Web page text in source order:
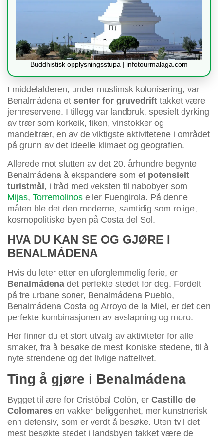
Buddhistisk opplysningsstupa | infotourmalaga.com
I middelalderen, under muslimsk kolonisering, var
Benalmádena et senter for gruvedrift takket være
jernreservene. I tillegg var landbruk, spesielt dyrking
av trær som korkeik, fiken, vinstokker og
mandeltrær, en av de viktigste aktivitetene i området
på grunn av det ideelle klimaet og geografien.
Allerede mot slutten av det 20. århundre begynte
Benalmádena å ekspandere som et potensielt
turistmål , i tråd med veksten til nabobyer som
Mijas, Torremolinos eller Fuengirola. På denne
måten ble det den moderne, samtidig som rolige,
kosmopolitiske byen på Costa del Sol.
HVA DU KAN SE OG GJØRE I
BENALMÁDENA
Hvis du leter etter en uforglemmelig ferie, er
Benalmádena det perfekte stedet for deg. Fordelt
på tre urbane soner, Benalmádena Pueblo,
Benalmádena Costa og Arroyo de la Miel, er det den
perfekte kombinasjonen av avslapning og moro.
Her finner du et stort utvalg av aktiviteter for alle
smaker, fra å besøke de mest ikoniske stedene, til å
nyte strendene og det livlige nattelivet.
Ting å gjøre i Benalmádena
Bygget til ære for Cristóbal Colón, er Castillo de
Colomares en vakker beliggenhet, mer kunstnerisk
enn defensiv, som er verdt å besøke. Uten tvil det
mest besøkte stedet i landsbyen takket være de